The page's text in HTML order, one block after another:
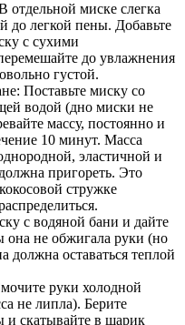
миске слегка
до легкой пены. Добавьте
с сухими
до увлажнения
густой.
Поставьте миску со
водой (дно миски не
массу, постоянно и
10 минут. Масса
эластичной и
пригореть. Это
стружке
с водяной бани и дайте
она не обжигала руки (но
должна оставаться теплой
руки холодной
не липла). Берите
и скатывайте в шарик